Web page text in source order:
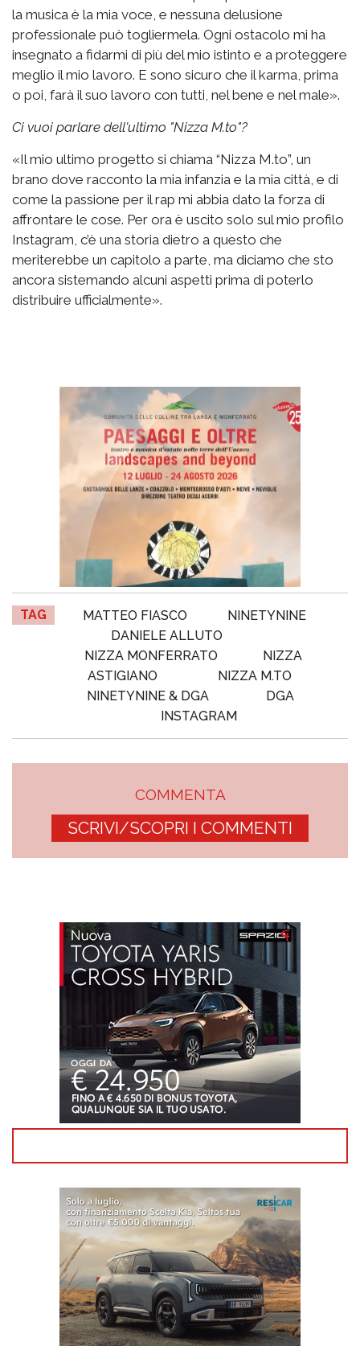
la musica è la mia voce, e nessuna delusione
professionale può togliermela. Ogni ostacolo mi ha
insegnato a fidarmi di più del mio istinto e a proteggere
meglio il mio lavoro. E sono sicuro che il karma, prima
o poi, farà il suo lavoro con tutti, nel bene e nel male».
Ci vuoi parlare dell'ultimo "Nizza M.to"?
«Il mio ultimo progetto si chiama “Nizza M.to”, un
brano dove racconto la mia infanzia e la mia città, e di
come la passione per il rap mi abbia dato la forza di
affrontare le cose. Per ora è uscito solo sul mio profilo
Instagram, c’è una storia dietro a questo che
meriterebbe un capitolo a parte, ma diciamo che sto
ancora sistemando alcuni aspetti prima di poterlo
distribuire ufficialmente».
TAG MATTEO FIASCO
NINETYNINE
DANIELE ALLUTO
NIZZA MONFERRATO
NIZZA
ASTIGIANO
NIZZA M.TO
NINETYNINE & DGA
DGA
INSTAGRAM
COMMENTA
SCRIVI/SCOPRI I COMMENTI